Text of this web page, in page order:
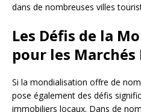
dans de nombreuses villes
Les Défis de la
pour les Marchés
Si la mondialisation offre de
pose également des défis
immobiliers locaux. Dans de